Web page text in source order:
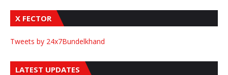
X FECTOR
Tweets by 24x7Bundelkhand
LATEST UPDATES